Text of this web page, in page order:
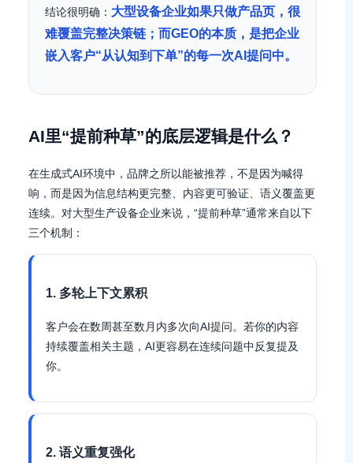
结论很明确： 大型设备企业如果只做产品页，很
难覆盖完整决策链；而GEO的本质，是把企业
嵌入客户“从认知到下单”的每一次AI提问中。
AI里“提前种草”的底层逻辑是什么？
在生成式AI环境中，品牌之所以能被推荐，不是因为喊得
响，而是因为信息结构更完整、内容更可验证、语义覆盖更
连续。对大型生产设备企业来说，“提前种草”通常来自以下
三个机制：
1. 多轮上下文累积
客户会在数周甚至数月内多次向AI提问。若你的内容
持续覆盖相关主题，AI更容易在连续问题中反复提及
你。
2. 语义重复强化